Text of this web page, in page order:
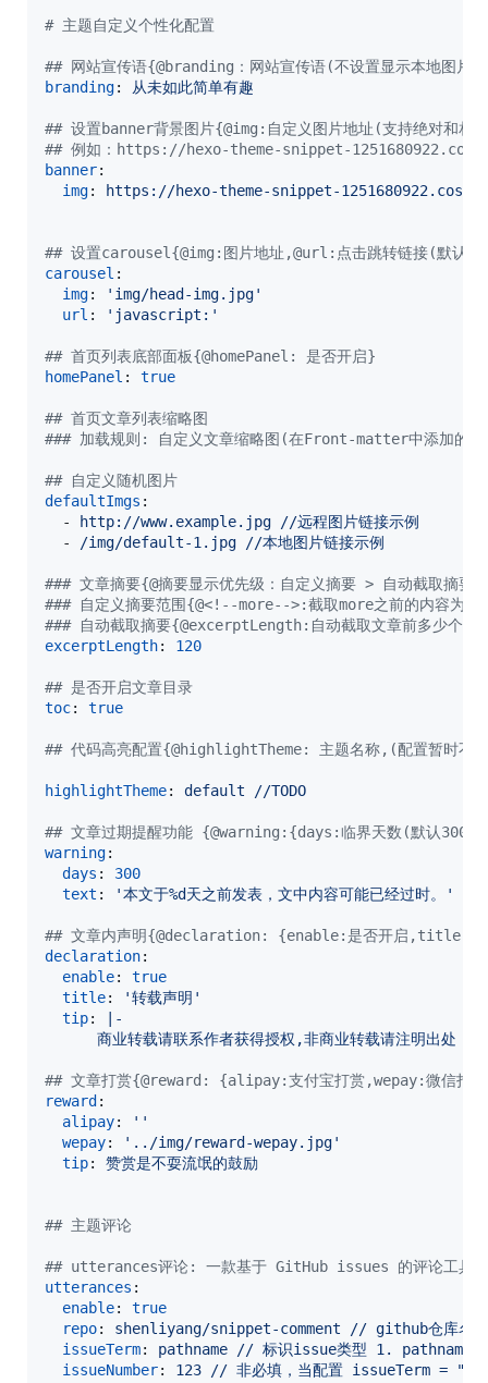
# 主题自定义个性化配置
## 网站宣传语{@branding：网站宣传语(不设置显示本地图片)}
branding: 从未如此简单有趣
## 设置banner背景图片{@img:自定义图片地址(支持绝
## 例如：https://hexo-theme-snippet-
banner:
img: https://hexo-theme-snippet-
## 设置carousel{@img:图片地址,@url:点击跳转链接(默
carousel :
img: ' img/head-img.jpg'
url : ' javascript: '
## 首页列表底部面板{@homePanel: 是否开启}
homePanel : true
## 首页文章列表缩略图
### 加载规则: 自定义文章缩略图(在Front-matter中添加
## 自定义随机图片
defaultImgs :
  -
http://www.example.jpg //远程图片链接示例
  -
/img/default-1.jpg //本地图片链接示例
### 文章摘要{@摘要显示优先级：自定义摘要 > 自动截取摘要
### 自定义摘要范围{@<!--more-->:截取more之前的内容为摘
### 自动截取摘要{@excerptLength:自动截取文章前多少个字
excerptLength: 120
## 是否开启文章目录
toc: true
## 代码高亮配置{@highlightTheme: 主题名称,(配置暂时不
highlightTheme: default //TODO
## 文章过期提醒功能 {@warning:{days:临界天数(默认300
warning:
days : 300
text : '本文于%d天之前发表，文中内容可能已经过时。 '
## 文章内声明{@declaration: {enable:是否开启,title:
declaration:
enable: true
title: '转载声明 '
tip:
|-
商业转载请联系作者获得授权,非商业转载请注明出
## 文章打赏{@reward: {alipay:支付宝打赏,wepay:微信打
reward :
alipay: ' '
wepay: ' ../img/reward-wepay.jpg'
tip: 赞赏是不耍流氓的鼓励
## 主题评论
## utterances评论: 一款基于 GitHub issues 的评论工
utterances :
enable: true
repo: shenliyang/snippet-comment // github仓库名
issueTerm: pathname // 标识issue类型 1.
issueNumber: 123 // 非必填，当配置 issueTerm =